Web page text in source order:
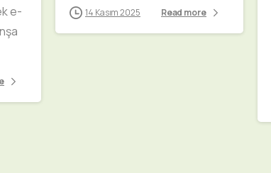
e-
14 Kasım 2025 Read more